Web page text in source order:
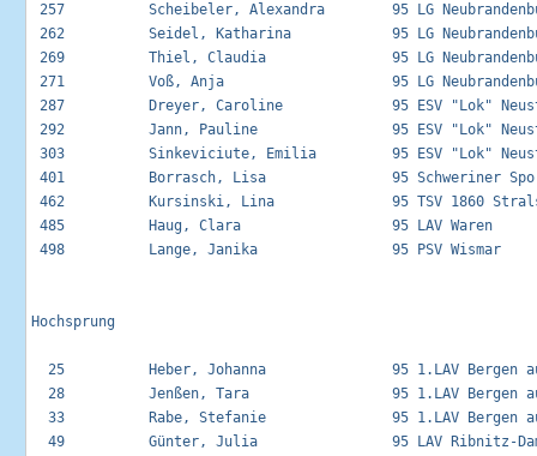
257          Scheibeler, Alexandra        95 LG
262          Seidel, Katharina            95 LG
269          Thiel, Claudia               95 LG
271          Voß, Anja                    95 LG
287          Dreyer, Caroline             95 ESV
292          Jann, Pauline                95 ESV
303          Sinkeviciute, Emilia         95 ESV
401          Borrasch, Lisa               95
462          Kursinski, Lina              95 TSV
485          Haug, Clara                  95
498          Lange, Janika                95
Hochsprung
25          Heber, Johanna               95 1.LAV
28          Jenßen, Tara                 95 1.LAV
33          Rabe, Stefanie               95 1.LAV
49          Günter, Julia                95 LAV